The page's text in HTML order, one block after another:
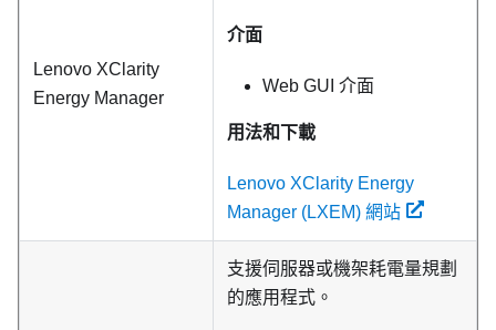
Lenovo XClarity
Energy Manager
介面
Web GUI 介面
用法和下載
Lenovo XClarity Energy
Manager (LXEM) 網站
支援伺服器或機架耗電量規劃
的應用程式。